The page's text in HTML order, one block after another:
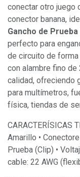
conectar otro juego
conector banana,
Gancho de
perfecto para
de circuito de forma
con alambre fino de
calidad, ofreciendo
para multímetros,
física, tiendas de
CARACTERÍSICAS
Amarillo •
Prueba (Clip) •
cable: 22 AWG